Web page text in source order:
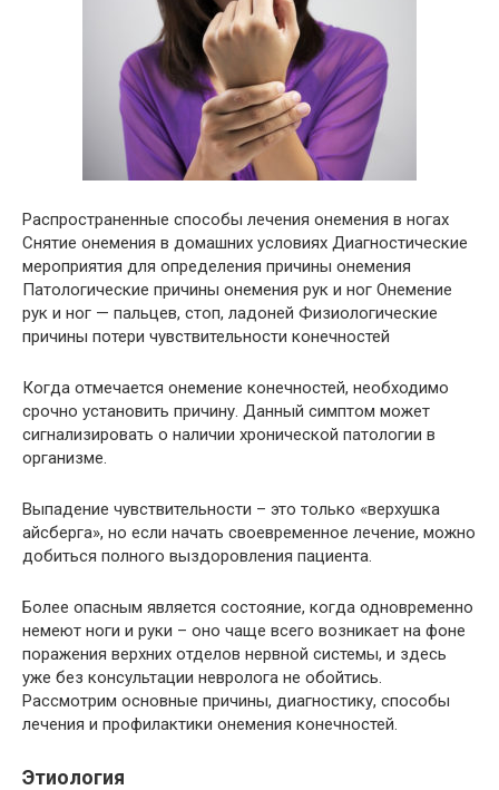
Распространенные способы лечения онемения в ногах
Снятие онемения в домашних условиях Диагностические
мероприятия для определения причины онемения
Патологические причины онемения рук и ног Онемение
рук и ног — пальцев, стоп, ладоней Физиологические
причины потери чувствительности конечностей
Когда отмечается онемение конечностей, необходимо
срочно установить причину. Данный симптом может
сигнализировать о наличии хронической патологии в
организме.
Выпадение чувствительности – это только «верхушка
айсберга», но если начать своевременное лечение, можно
добиться полного выздоровления пациента.
Более опасным является состояние, когда одновременно
немеют ноги и руки – оно чаще всего возникает на фоне
поражения верхних отделов нервной системы, и здесь
уже без консультации невролога не обойтись.
Рассмотрим основные причины, диагностику, способы
лечения и профилактики онемения конечностей.
Этиология